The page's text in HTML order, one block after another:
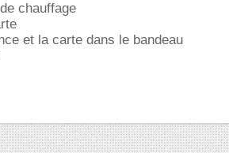
chauffage
et la carte dans le bandeau